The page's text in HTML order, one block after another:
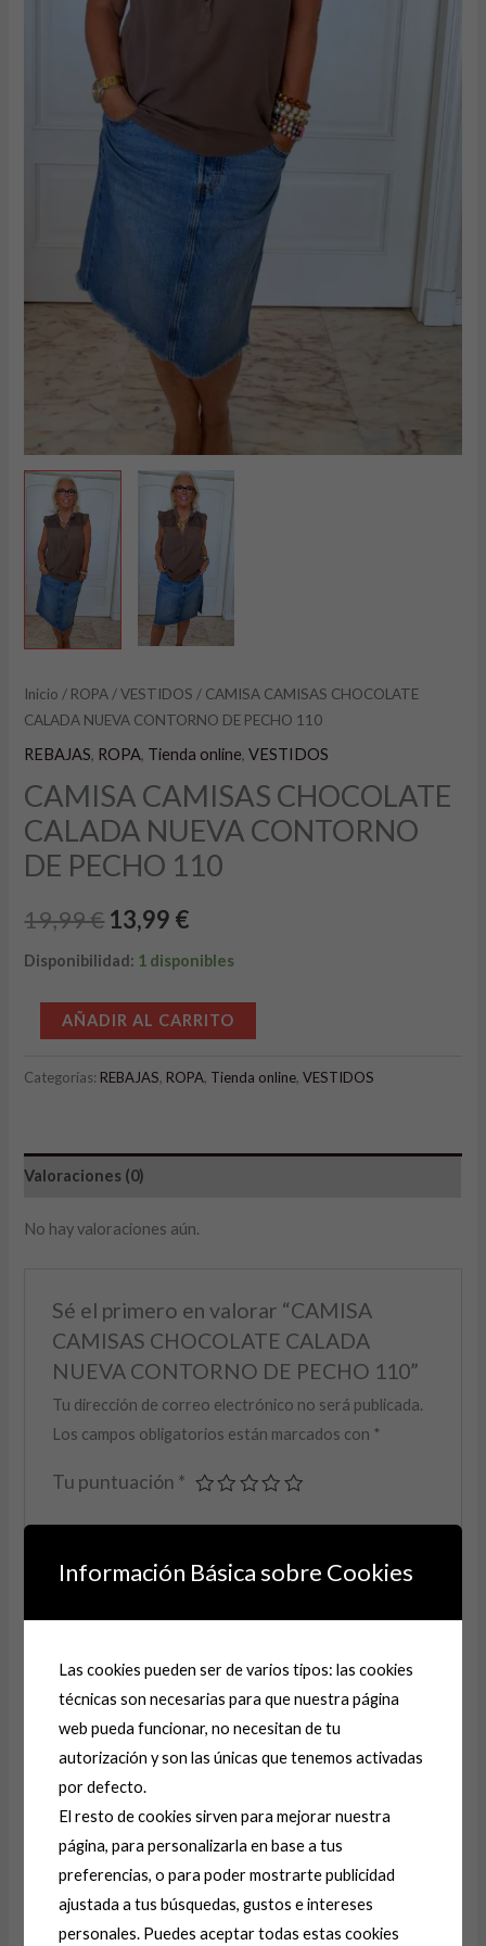
Inicio / ROPA /VESTIDOS / CAMISA CAMISAS CHOCOLATE
CALADA NUEVA CONTORNO DE PECHO 110
REBAJAS, ROPA, Tienda online,VESTIDOS
CAMISA CAMISAS CHOCOLATE
CALADA NUEVA CONTORNO
DE PECHO 110
19,99€ 13,99 €
Disponibilidad: 1 disponibles
AÑADIR AL CARRITO
Categorías: REBAJAS, ROPA, Tienda online,VESTIDOS
Valoraciones (0)
No hay valoraciones aún.
Sé el primero en valorar “CAMISA
CAMISAS CHOCOLATE CALADA
NUEVA CONTORNO DE PECHO 110”
Tu dirección de correo electrónico no será publicada.
Los campos obligatorios están marcados con *
Tu puntuación *
Tu valoración*
Nombre*
Correo electrónico *
Guarda mi nombre, correo electrónico y web en
este navegador para la próxima vez que comente.
Información Básica sobre Cookies
Las cookies pueden ser de varios tipos: las cookies
técnicas son necesarias para que nuestra página
web pueda funcionar, no necesitan de tu
autorización y son las únicas que tenemos activadas
por defecto.
El resto de cookies sirven para mejorar nuestra
página, para personalizarla en base a tus
preferencias, o para poder mostrarte publicidad
ajustada a tus búsquedas, gustos e intereses
personales. Puedes aceptar todas estas cookies